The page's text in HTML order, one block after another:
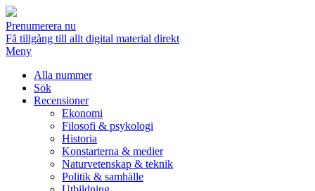
Prenumerera nu
Få tillgång till allt digital material direkt
Meny
Alla nummer
Sök
Recensioner
Ekonomi
Filosofi & psykologi
Historia
Konstarterna & medier
Naturvetenskap & teknik
Politik & samhälle